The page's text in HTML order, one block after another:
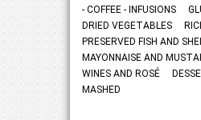
- COFFEE - INFUSIONS
DRIED VEGETABLES
PRESERVED FISH AND
MAYONNAISE AND
WINES AND ROSÉ
MASHED